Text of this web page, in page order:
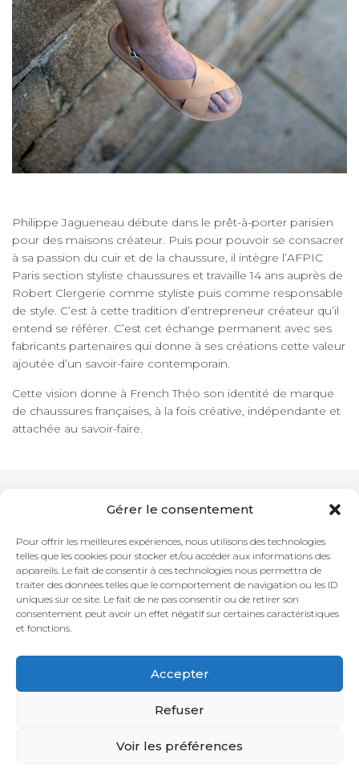
Gérer le consentement
Pour offrir les meilleures expériences, nous utilisons des technologies
telles que les cookies pour stocker et/ou accéder aux informations des
appareils. Le fait de consentir à ces technologies nous permettra de
traiter des données telles que le comportement de navigation ou les ID
uniques sur ce site. Le fait de ne pas consentir ou de retirer son
consentement peut avoir un effet négatif sur certaines caractéristiques
et fonctions.
Accepter
Refuser
Voir les préférences
Philippe Jagueneau débute dans le prêt-à-porter parisien
pour des maisons créateur. Puis pour pouvoir se consacrer
à sa passion du cuir et de la chaussure, il intègre l’AFPIC
Paris section styliste chaussures et travaille 14 ans auprès de
Robert Clergerie comme styliste puis comme responsable
de style. C’est à cette tradition d’entrepreneur créateur qu’il
entend se référer. C’est cet échange permanent avec ses
fabricants partenaires qui donne à ses créations cette valeur
ajoutée d’un savoir-faire contemporain.
Cette vision donne à French Théo son identité de marque
de chaussures françaises, à la fois créative, indépendante et
attachée au savoir-faire.
Newsletter
Adresse mail
Conditions Générales de Ventes
personnelles
Rétractation